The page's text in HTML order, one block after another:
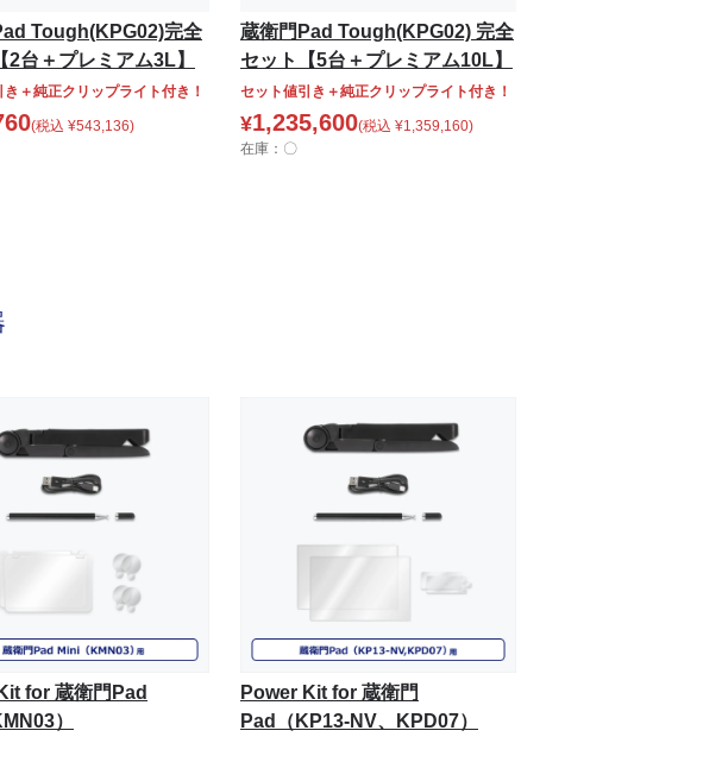
Tough(KPG02)完全
2台＋プレミアム3L】
＋純正クリップライト付き！
(税込 ¥543,136)
蔵衛門Pad Tough(KPG02) 完全
セット【5台＋プレミアム10L】
セット値引き＋純正クリップライト付き！
¥1,235,600(税込 ¥1,359,160)
在庫：〇
for 蔵衛門Pad
）
Power Kit for 蔵衛門
Pad（KP13-NV、KPD07）